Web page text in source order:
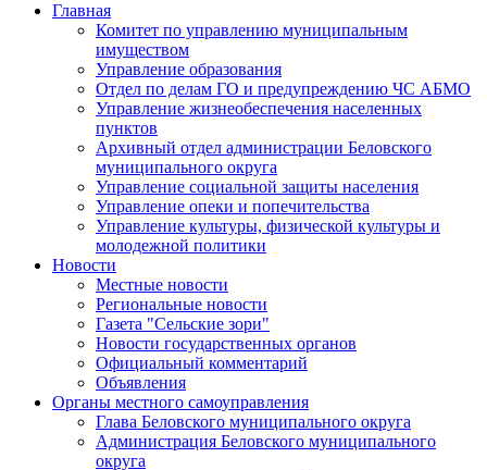
Главная
Комитет по управлению муниципальным
имуществом
Управление образования
Отдел по делам ГО и предупреждению ЧС АБМО
Управление жизнеобеспечения населенных
пунктов
Архивный отдел администрации Беловского
муниципального округа
Управление социальной защиты населения
Управление опеки и попечительства
Управление культуры, физической культуры и
молодежной политики
Новости
Местные новости
Региональные новости
Газета "Сельские зори"
Новости государственных органов
Официальный комментарий
Объявления
Органы местного самоуправления
Глава Беловского муниципального округа
Администрация Беловского муниципального
округа